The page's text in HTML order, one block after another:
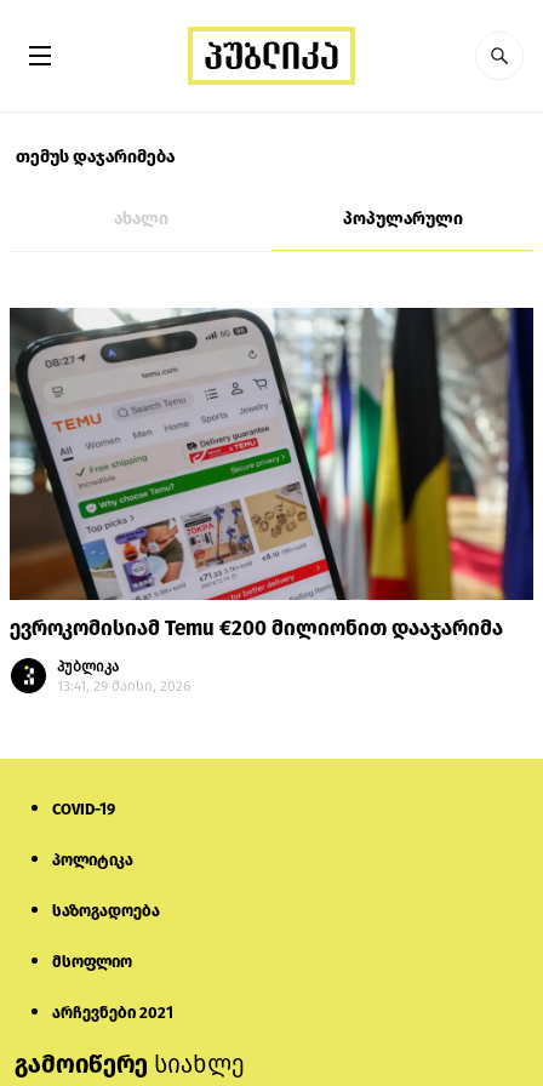
თემუს დაჯარიმება
ახალი პოპულარული
ევროკომისიამ Temu €200 მილიონით დააჯარიმა
პუბლიკა
13:41, 29 მაისი, 2026
COVID-19
პოლიტიკა
საზოგადოება
მსოფლიო
არჩევნები 2021
გამოიწერე სიახლე